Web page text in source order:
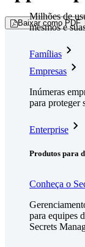
Milhões de
mesmos e
Famílias
Empresas
Inúmeras
para proteger
Enterprise
Produtos para
Conheça o
para equipes
Secrets
Baixar como PDF